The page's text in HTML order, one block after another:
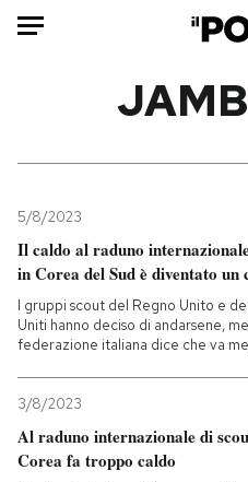
Mondo
Politica
Tecnologia
Internet
Scienza
Economia
Sport
5/8/2023
Il caldo al raduno
in Corea del Sud è diventato un
I gruppi scout del Regno Unito e
Uniti hanno deciso di andarsene,
federazione italiana dice che va
3/8/2023
Al raduno internazionale di
Corea fa troppo caldo